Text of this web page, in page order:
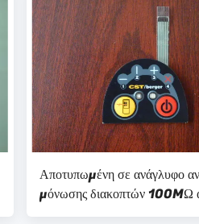
Αποτυπωμένη σε ανάγλυφο
μόνωσης διακοπτών 100MΩ
μεμβρανών PC εύκαμπτη